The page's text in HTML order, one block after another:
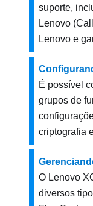
suporte,
Lenovo
Lenovo e
É possível
grupos de
criptografia
O Lenovo
diversos